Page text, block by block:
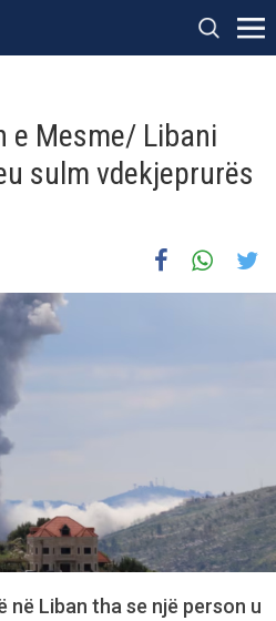
e Mesme/ Libani
sulm vdekjeprurës
në Liban tha se një person u